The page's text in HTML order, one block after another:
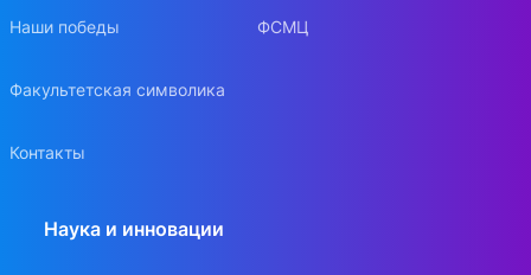
Наши победы
Факультетская символика
Контакты
ФСМЦ
Наука и инновации